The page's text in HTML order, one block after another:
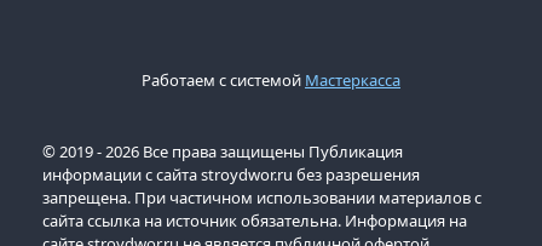
Работаем с системой Мастеркасса
© 2019 - 2026 Все права защищены Публикация
информации с сайта stroydwor.ru без разрешения
запрещена. При частичном использовании материалов с
сайта ссылка на источник обязательна. Информация на